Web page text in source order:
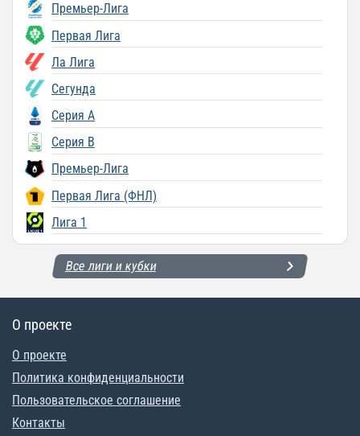
Премьер-Лига
Первая Лига
Ла Лига
Сегунда
Серия A
Серия B
Премьер-Лига
Первая Лига (ФНЛ)
Лига 1
Все лиги и кубки
О проекте
О проекте
Политика конфиденциальности
Пользовательское соглашение
Контакты